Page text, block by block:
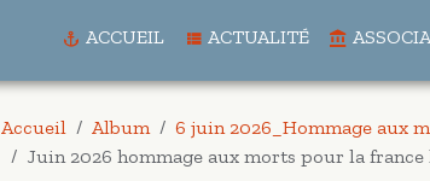
ACCUEIL ACTUALITÉ
Accueil Album
6 juin 2026_Hommage aux
Juin 2026 hommage aux morts pour la